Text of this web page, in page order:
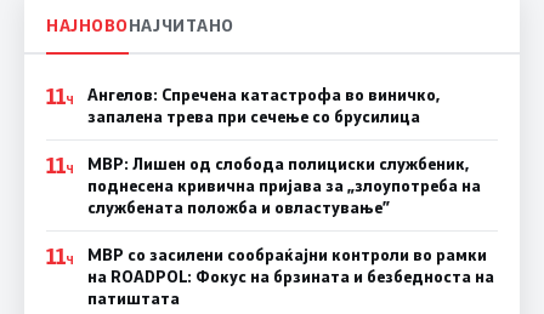
НАЈНОВОНАЈЧИТАНО
11Ч
Ангелов: Спречена катастрофа во виничко,
запалена трева при сечење со брусилица
11Ч
МВР: Лишен од слобода полициски службеник,
поднесена кривична пријава за „злоупотреба на
службената положба и овластување”
11Ч
МВР со засилени сообраќајни контроли во рамки
на ROADPOL: Фокус на брзината и безбедноста на
патиштата